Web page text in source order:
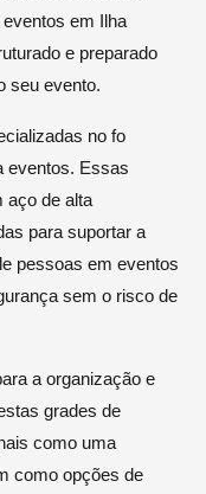
em Ilha
e preparado
seu evento.
no fo
eventos. Essas
aço de alta
para suportar a
pessoas em eventos
sem o risco de
a organização e
grades de
como uma
como opções de